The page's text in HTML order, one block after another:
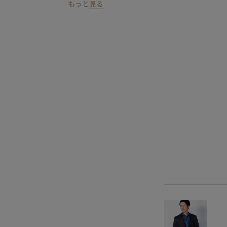
もっと 見る